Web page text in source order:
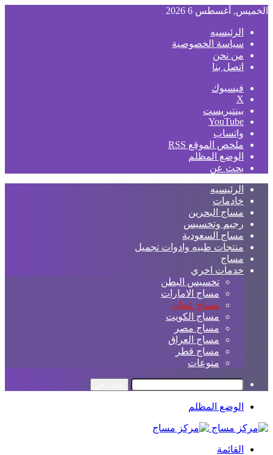
الخميس, أغسطس 6 2026
الرئيسيه
سياسة الخصوصية
من نحن
اتصل بنا
فيسبوك
‫X
بينتيريست
‫YouTube
واتساب
ملخص الموقع RSS
الوضع المظلم
بحث عن
الرئيسيه
خادمات
مساج البحرين
رجيم وتخسيس
مساج السعودية
منتجات طبيه وادوات تجميل
مساج
خدمات اخري
تخسيس البطن
مساج الامارات
مساج عمان
مساج الكويت
مساج مصر
مساج العراق
مساج قطر
منوعات
الوضع المظلم
القائمة